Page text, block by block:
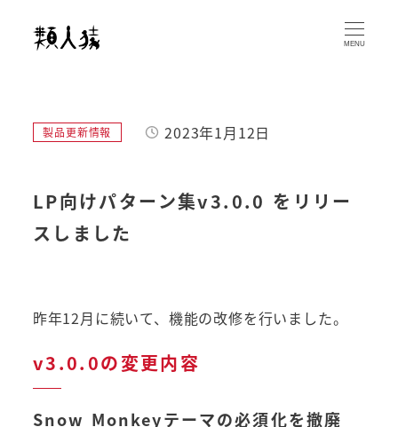
MENU
LP向けパターン集v3.0.0 をリリー
スしました
投稿日2023年1月12日
カテゴリー
製品更新情報
昨年12月に続いて、機能の改修を行いました。
v3.0.0の変更内容
Snow Monkeyテーマの必須化を撤廃